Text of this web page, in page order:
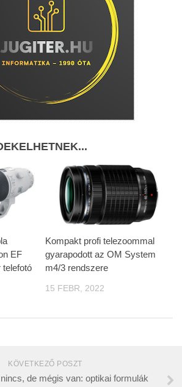
EF
telefotó
Kompakt profi telezoommal
gyarapodott az OM System
m4/3 rendszere
15 FEBR, 2022
KÖVETKEZŐ POSZT
de mégis van: optikai formulák